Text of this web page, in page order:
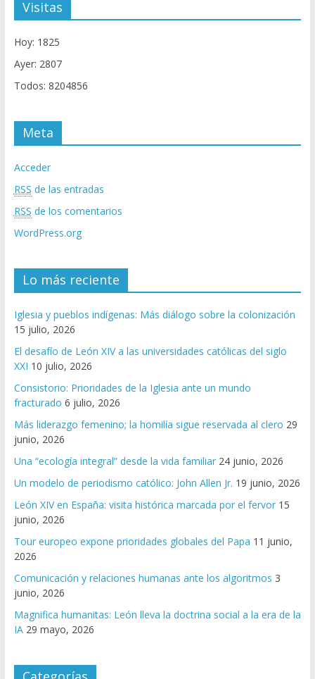
Visitas
Hoy: 1825
Ayer: 2807
Todos: 8204856
Meta
Acceder
RSS de las entradas
RSS de los comentarios
WordPress.org
Lo más reciente
Iglesia y pueblos indígenas: Más diálogo sobre la colonización
15 julio, 2026
El desafío de León XIV a las universidades católicas del siglo
XXI 10 julio, 2026
Consistorio: Prioridades de la Iglesia ante un mundo
fracturado 6 julio, 2026
Más liderazgo femenino; la homilía sigue reservada al clero 29
junio, 2026
Una “ecología integral” desde la vida familiar 24 junio, 2026
Un modelo de periodismo católico: John Allen Jr. 19 junio, 2026
León XIV en España: visita histórica marcada por el fervor 15
junio, 2026
Tour europeo expone prioridades globales del Papa 11 junio,
2026
Comunicación y relaciones humanas ante los algoritmos 3
junio, 2026
Magnifica humanitas: León lleva la doctrina social a la era de la
IA 29 mayo, 2026